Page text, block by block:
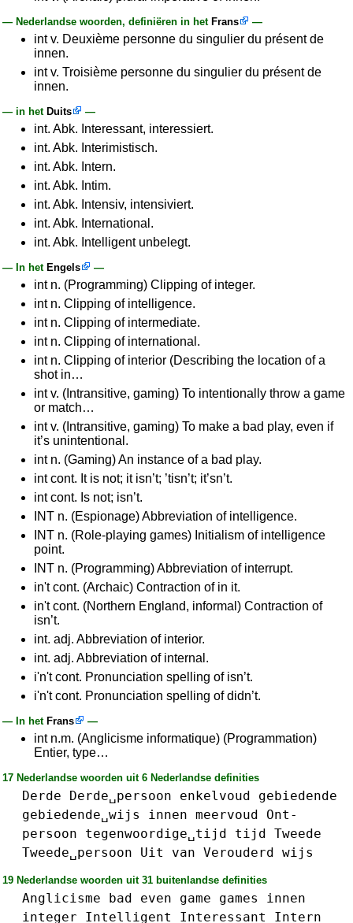
— Nederlandse woorden, definiëren in het Frans —
int v. Deuxième personne du singulier du présent de
innen.
int v. Troisième personne du singulier du présent de
innen.
— in het Duits —
int. Abk. Interessant, interessiert.
int. Abk. Interimistisch.
int. Abk. Intern.
int. Abk. Intim.
int. Abk. Intensiv, intensiviert.
int. Abk. International.
int. Abk. Intelligent unbelegt.
— In het Engels —
int n. (Programming) Clipping of integer.
int n. Clipping of intelligence.
int n. Clipping of intermediate.
int n. Clipping of international.
int n. Clipping of interior (Describing the location of a
shot in…
int v. (Intransitive, gaming) To intentionally throw a game
or match…
int v. (Intransitive, gaming) To make a bad play, even if
it’s unintentional.
int n. (Gaming) An instance of a bad play.
int cont. It is not; it isn’t; ’tisn’t; it’sn’t.
int cont. Is not; isn’t.
INT n. (Espionage) Abbreviation of intelligence.
INT n. (Role-playing games) Initialism of intelligence
point.
INT n. (Programming) Abbreviation of interrupt.
in't cont. (Archaic) Contraction of in it.
in't cont. (Northern England, informal) Contraction of
isn’t.
int. adj. Abbreviation of interior.
int. adj. Abbreviation of internal.
i'n't cont. Pronunciation spelling of isn’t.
i'n't cont. Pronunciation spelling of didn’t.
— In het Frans —
int n.m. (Anglicisme informatique) (Programmation)
Entier, type…
17 Nederlandse woorden uit 6 Nederlandse definities
Derde Derde␣persoon enkelvoud
gebiedende
gebiedende␣wijs
innen meervoud
Ont-
persoon
tegenwoordige␣tijd tijd Tweede
Tweede␣persoon
Uit van Verouderd wijs
19 Nederlandse woorden uit 31 buitenlandse definities
Anglicisme bad even game games
innen
integer
Intelligent Interessant Intern